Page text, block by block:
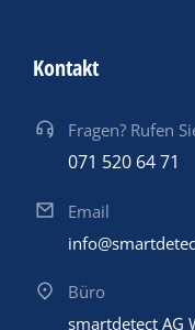
Kontakt
Fragen? Rufen
071 520 64 71
Email
Büro
smartdetect AG